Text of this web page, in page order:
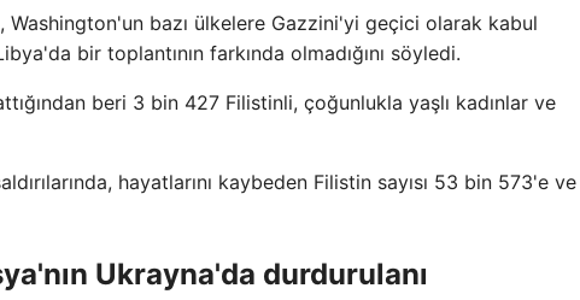
Washington'un bazı ülkelere Gazzini'yi geçici olarak kabul
bir toplantının farkında olmadığını söyledi.
beri 3 bin 427 Filistinli, çoğunlukla yaşlı kadınlar ve
hayatlarını kaybeden Filistin sayısı 53 bin 573'e ve
Ukrayna'da durdurulanı